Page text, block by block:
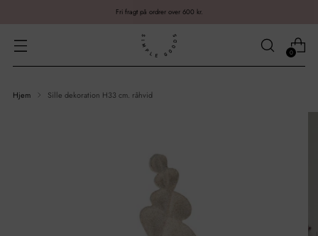
Fri fragt på ordrer over 600 kr.
0
Hjem Sille dekoration H33 cm. råhvid